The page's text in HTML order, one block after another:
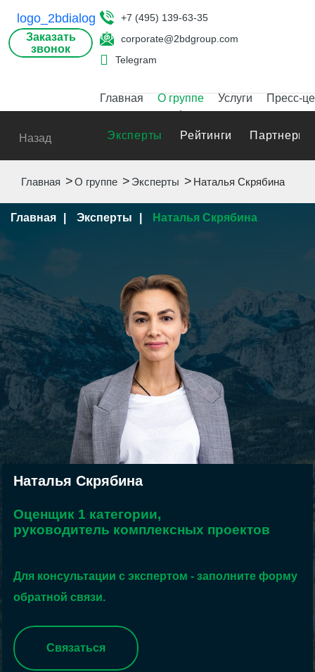
Заказать
звонок
+7 (495) 139-63-35
corporate@2bdgroup.com
Telegram
Главная О группе Услуги Пресс-
Назад Эксперты Рейтинги Партнеры
Главная О группе Эксперты Наталья Скрябина
Главная Эксперты Наталья Скрябина
Наталья Скрябина
Оценщик 1 категории,
руководитель комплексных проектов
Для консультации с экспертом - заполните форму
обратной связи.
Связаться